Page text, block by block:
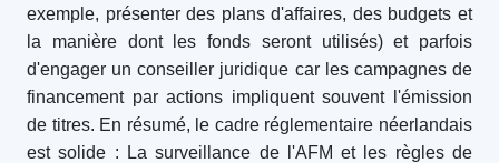
exemple, présenter des plans d'affaires, des budgets et
la manière dont les fonds seront utilisés) et parfois
d'engager un conseiller juridique car les campagnes de
financement par actions impliquent souvent l'émission
de titres. En résumé, le cadre réglementaire néerlandais
est solide : La surveillance de l'AFM et les règles de